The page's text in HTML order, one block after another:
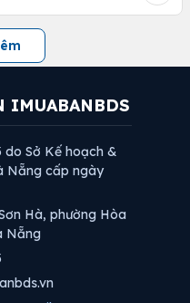
IMUABANBDS
do Sở Kế hoạch &
Nẵng cấp ngày
Hà, phường Hòa
Nẵng